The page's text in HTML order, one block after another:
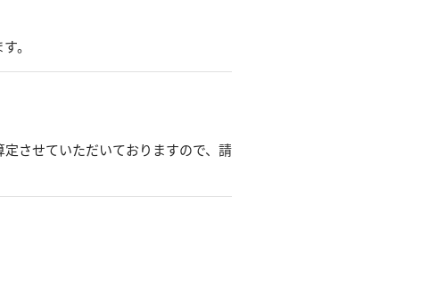
。
させていただいておりますので、請